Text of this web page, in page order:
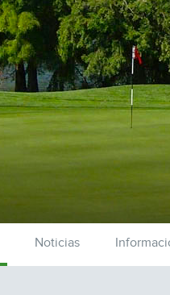
Noticias